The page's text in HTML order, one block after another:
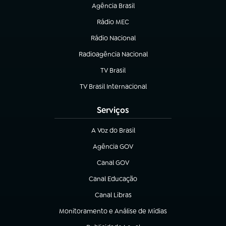
Agência Brasil
(abre em nova aba)
Rádio MEC
(abre em nova aba)
Rádio Nacional
Radioagência Nacional
(abre em nova aba)
TV Brasil
(abre em nova aba)
TV Brasil Internacional
(abre em nova aba)
Serviços
A Voz do Brasil
(abre em nova aba)
Agência GOV
(abre em nova aba)
Canal GOV
(abre em nova aba)
Canal Educação
(abre em nova aba)
Canal Libras
(abre em nova aba)
Monitoramento e Análise de Mídias
(abre em nova aba)